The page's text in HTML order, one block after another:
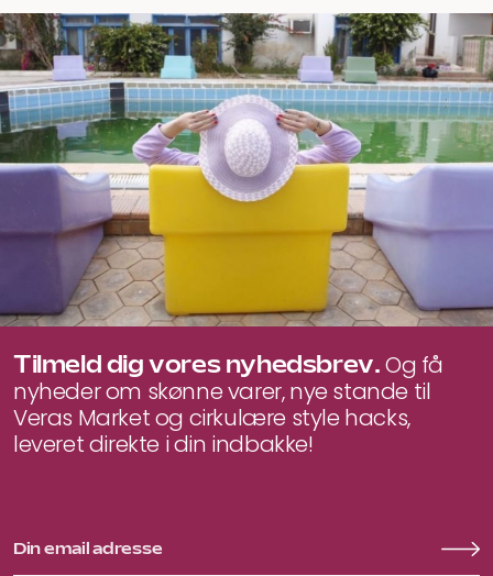
pris
var:
4.400 kr..
pris
er:
2.200 kr..
Tilmeld dig vores nyhedsbrev.Og få
nyheder om skønne varer, nye stande til
Veras Market og cirkulære style hacks,
leveret direkte i din indbakke!